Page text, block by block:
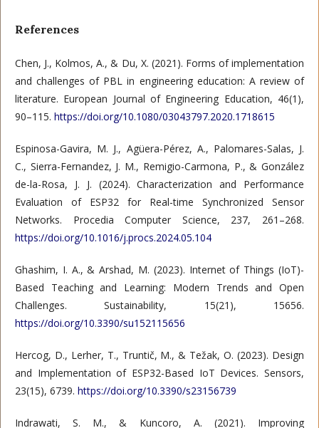
References
Chen, J., Kolmos, A., & Du, X. (2021). Forms of implementation
and challenges of PBL in engineering education: A review of
literature. European Journal of Engineering Education, 46(1),
90–115. https://doi.org/10.1080/03043797.2020.1718615
Espinosa-Gavira, M. J., Agüera-Pérez, A., Palomares-Salas, J.
C., Sierra-Fernandez, J. M., Remigio-Carmona, P., & González
de-la-Rosa, J. J. (2024). Characterization and Performance
Evaluation of ESP32 for Real-time Synchronized Sensor
Networks. Procedia Computer Science, 237, 261–268.
https://doi.org/10.1016/j.procs.2024.05.104
Ghashim, I. A., & Arshad, M. (2023). Internet of Things (IoT)-
Based Teaching and Learning: Modern Trends and Open
Challenges. Sustainability, 15(21), 15656.
https://doi.org/10.3390/su152115656
Hercog, D., Lerher, T., Truntič, M., & Težak, O. (2023). Design
and Implementation of ESP32-Based IoT Devices. Sensors,
23(15), 6739. https://doi.org/10.3390/s23156739
Indrawati, S. M., & Kuncoro, A. (2021). Improving